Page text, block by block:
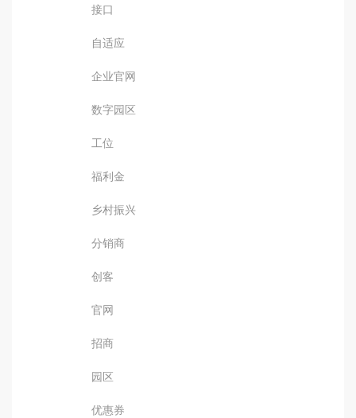
接口
自适应
企业官网
数字园区
工位
福利金
乡村振兴
分销商
创客
官网
招商
园区
优惠券